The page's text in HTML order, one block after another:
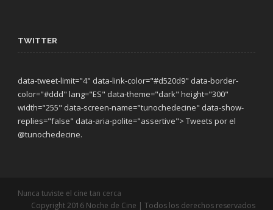
TWITTER
data-tweet-limit="4" data-link-color="#d520d9" data-border-
color="#ddd" lang="ES" data-theme="dark" height="300"
width="255" data-screen-name="tunochedecine" data-show-
replies="false" data-aria-polite="assertive"> Tweets por el
@tunochedecine.
Nunca tuviste el cine tan cerca
Copyright 2016 Noche de Cine | Todos los derechos reservados